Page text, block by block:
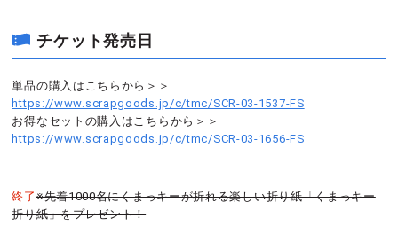
チケット発売日
単品の購入はこちらから＞＞
https://www.scrapgoods.jp/c/tmc/SCR-03-1537-FS
お得なセットの購入はこちらから＞＞
https://www.scrapgoods.jp/c/tmc/SCR-03-1656-FS
終了※先着1000名にくまっキーが折れる楽しい折り紙「くまっキー
折り紙」をプレゼント！